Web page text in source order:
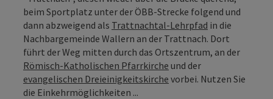
beim Sportplatz unter der ÖBB-Strecke folgend und
dann abzweigend als Trattnachtal-Lehrpfad in die
Nachbargemeinde Wallern an der Trattnach. Dort
führt der Weg mitten durch das Ortszentrum, an der
Römisch-Katholischen Pfarrkirche und der
evangelischen Dreieinigkeitskirche vorbei. Nutzen Sie
die Einkehrmöglichkeiten ...